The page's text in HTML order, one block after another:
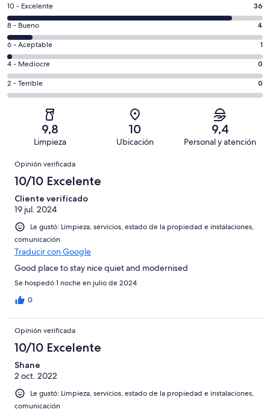
Evaluación:
10
-
Excelente.
36
de
41
opiniones
10 - Excelente 36
Evaluación:
8
-
Bueno.
4
de
opiniones
8 - Bueno 4
Evaluación:
6
-
Aceptable.
1
opiniones
6 - Aceptable 1
Evaluación:
4
-
4 - Mediocre 0
Evaluación:
2
41
opiniones
2 - Terrible 0
9,8
Limpieza
10
Ubicación
9,4
Personal y atención
Opiniones
Opinión verificada
10/10 Excelente
Cliente verificado
19 jul. 2024
Le gustó: Limpieza, servicios, estado de la propiedad e instalaciones,
comunicación
Traducir con Google
Good place to stay nice quiet and modernised
Se hospedó 1 noche en julio de 2024
0
Opinión verificada
10/10 Excelente
Shane
2 oct. 2022
Le gustó: Limpieza, servicios, estado de la propiedad e instalaciones,
comunicación